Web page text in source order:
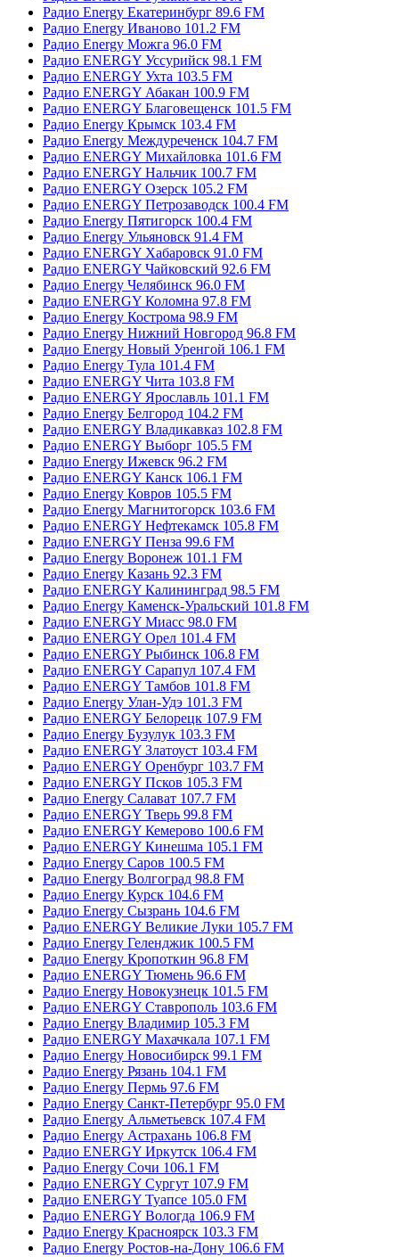
Радио Energy Екатеринбург 89.6 FM
Радио Energy Иваново 101.2 FM
Радио Energy Можга 96.0 FM
Радио ENERGY Уссурийск 98.1 FM
Радио ENERGY Ухта 103.5 FM
Радио ENERGY Абакан 100.9 FM
Радио ENERGY Благовещенск 101.5 FM
Радио Energy Крымск 103.4 FM
Радио Energy Междуреченск 104.7 FM
Радио ENERGY Михайловка 101.6 FM
Радио ENERGY Нальчик 100.7 FM
Радио ENERGY Озерск 105.2 FM
Радио ENERGY Петрозаводск 100.4 FM
Радио Energy Пятигорск 100.4 FM
Радио Energy Ульяновск 91.4 FM
Радио ENERGY Хабаровск 91.0 FM
Радио ENERGY Чайковский 92.6 FM
Радио Energy Челябинск 96.0 FM
Радио ENERGY Коломна 97.8 FM
Радио Energy Кострома 98.9 FM
Радио Energy Нижний Новгород 96.8 FM
Радио Energy Новый Уренгой 106.1 FM
Радио Energy Тула 101.4 FM
Радио ENERGY Чита 103.8 FM
Радио ENERGY Ярославль 101.1 FM
Радио Energy Белгород 104.2 FM
Радио ENERGY Владикавказ 102.8 FM
Радио ENERGY Выборг 105.5 FM
Радио Energy Ижевск 96.2 FM
Радио ENERGY Канск 106.1 FM
Радио Energy Ковров 105.5 FM
Радио Energy Магнитогорск 103.6 FM
Радио ENERGY Нефтекамск 105.8 FM
Радио ENERGY Пенза 99.6 FM
Радио Energy Воронеж 101.1 FM
Радио Energy Казань 92.3 FM
Радио ENERGY Калининград 98.5 FM
Радио Energy Каменск-Уральский 101.8 FM
Радио ENERGY Миасс 98.0 FM
Радио ENERGY Орел 101.4 FM
Радио ENERGY Рыбинск 106.8 FM
Радио ENERGY Сарапул 107.4 FM
Радио ENERGY Тамбов 101.8 FM
Радио Energy Улан-Удэ 101.3 FM
Радио ENERGY Белорецк 107.9 FM
Радио Energy Бузулук 103.3 FM
Радио ENERGY Златоуст 103.4 FM
Радио ENERGY Оренбург 103.7 FM
Радио ENERGY Псков 105.3 FM
Радио Energy Салават 107.7 FM
Радио ENERGY Тверь 99.8 FM
Радио ENERGY Кемерово 100.6 FM
Радио ENERGY Кинешма 105.1 FM
Радио Energy Саров 100.5 FM
Радио Energy Волгоград 98.8 FM
Радио Energy Курск 104.6 FM
Радио Energy Сызрань 104.6 FM
Радио ENERGY Великие Луки 105.7 FM
Радио Energy Геленджик 100.5 FM
Радио Energy Кропоткин 96.8 FM
Радио ENERGY Тюмень 96.6 FM
Радио Energy Новокузнецк 101.5 FM
Радио ENERGY Ставрополь 103.6 FM
Радио Energy Владимир 105.3 FM
Радио ENERGY Махачкала 107.1 FM
Радио Energy Новосибирск 99.1 FM
Радио Energy Рязань 104.1 FM
Радио Energy Пермь 97.6 FM
Радио Energy Санкт-Петербург 95.0 FM
Радио Energy Альметьевск 107.4 FM
Радио Energy Астрахань 106.8 FM
Радио ENERGY Иркутск 106.4 FM
Радио Energy Сочи 106.1 FM
Радио ENERGY Сургут 107.9 FM
Радио ENERGY Туапсе 105.0 FM
Радио ENERGY Вологда 106.9 FM
Радио Energy Красноярск 103.3 FM
Радио Energy Ростов-на-Дону 106.6 FM